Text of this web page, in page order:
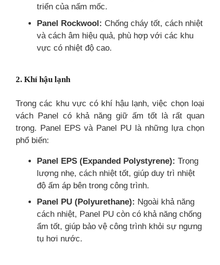
triển của nấm mốc.
Panel Rockwool: Chống cháy tốt, cách nhiệt
và cách âm hiệu quả, phù hợp với các khu
vực có nhiệt độ cao.
2. Khí hậu lạnh
Trong các khu vực có khí hậu lạnh, việc chọn loại
vách Panel có khả năng giữ ấm tốt là rất quan
trọng. Panel EPS và Panel PU là những lựa chọn
phổ biến:
Panel EPS (Expanded Polystyrene): Trọng
lượng nhẹ, cách nhiệt tốt, giúp duy trì nhiệt
độ ấm áp bên trong công trình.
Panel PU (Polyurethane): Ngoài khả năng
cách nhiệt, Panel PU còn có khả năng chống
ẩm tốt, giúp bảo vệ công trình khỏi sự ngưng
tụ hơi nước.